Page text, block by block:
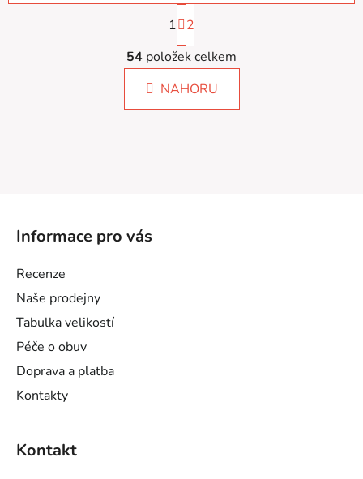
O
v
l
á
d
S
t
r
á
n
k
1
2
54 položek celkem
NAHORU
Informace pro vás
Recenze
Naše prodejny
Tabulka velikostí
Péče o obuv
Doprava a platba
Kontakty
Kontakt